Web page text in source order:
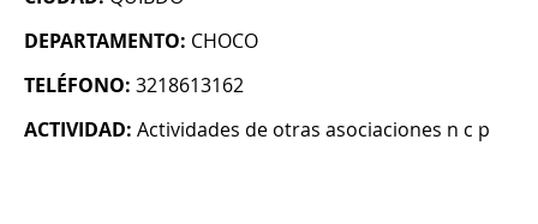
DEPARTAMENTO: CHOCO
TELÉFONO: 3218613162
ACTIVIDAD: Actividades de otras asociaciones n c p